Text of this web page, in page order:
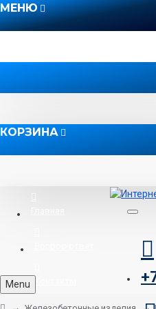
МЕНЮ
КОРЗИНА
Menu